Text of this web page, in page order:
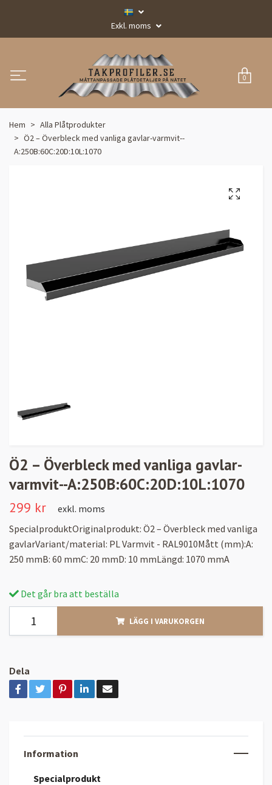
Exkl. moms
0
Hem
Alla Plåtprodukter
Ö2 – Överbleck med vanliga gavlar-varmvit--
A:250B:60C:20D:10L:1070
Ö2 – Överbleck med vanliga gavlar-
varmvit--A:250B:60C:20D:10L:1070
299 kr
exkl. moms
SpecialproduktOriginalprodukt: Ö2 – Överbleck med vanliga
gavlarVariant/material: PL Varmvit - RAL9010Mått (mm):A:
250 mmB: 60 mmC: 20 mmD: 10 mmLängd: 1070 mmA
Det går bra att beställa
LÄGG I VARUKORGEN
Dela
Information
Specialprodukt